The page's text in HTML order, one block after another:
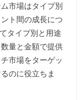
市場はタイプ別
ト間の成長につ
タイプ別と用途
量と金額で提供
市場をターゲッ
のに役立ちま